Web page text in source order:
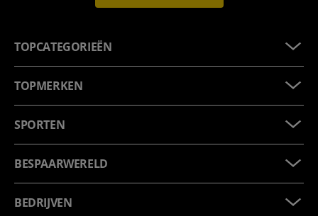
TOPCATEGORIEËN
TOPMERKEN
SPORTEN
BESPAARWERELD
BEDRIJVEN